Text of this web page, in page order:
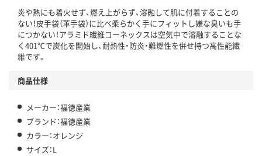
炎や熱にも着火せず、燃え上がらず、溶融して肌に付着することの
ない！皮手袋（革手袋）に比べ柔らかく手にフィットし嫌な臭いも手
につかない！アラミド繊維コーネックスは空気中で溶融することな
く401℃で炭化を開始し、耐熱性・防炎・難燃性を併せ持つ高性能繊
維です。
商品仕様
メーカー：福徳産業
ブランド：福徳産業
カラー：オレンジ
サイズ：L